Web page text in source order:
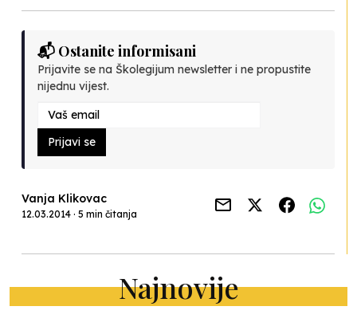
📬 Ostanite informisani
Prijavite se na Školegijum newsletter i ne propustite
nijednu vijest.
Prijavi se
Vanja Klikovac
12.03.2014 · 5 min čitanja
Najnovije